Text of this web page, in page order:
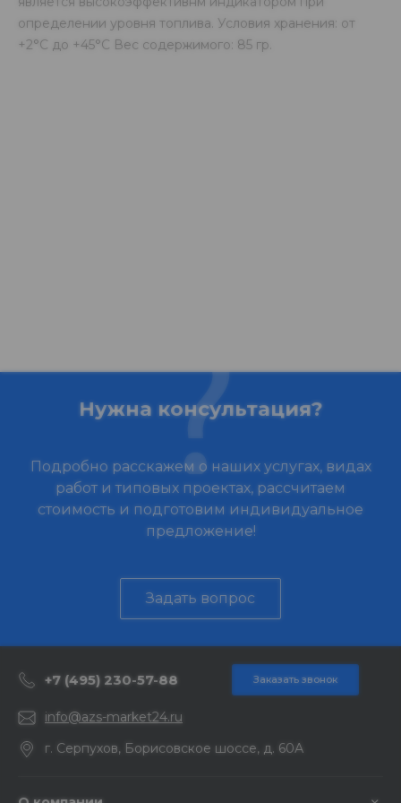
определении уровня топлива. Условия хранения: от
+2°С до +45°С Вес содержимого: 85 гр.
Нужна консультация?
Подробно расскажем о наших услугах, видах
работ и типовых проектах, рассчитаем
стоимость и подготовим индивидуальное
предложение!
Задать вопрос
+7 (495) 230-57-88 Заказать звонок
info@azs-market24.ru
г. Серпухов, Борисовское шоссе, д. 60А